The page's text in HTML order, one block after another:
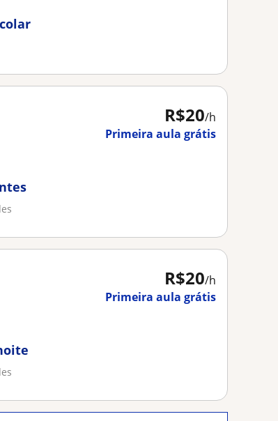
R$20/h
Primeira aula grátis
R$20/h
Primeira aula grátis